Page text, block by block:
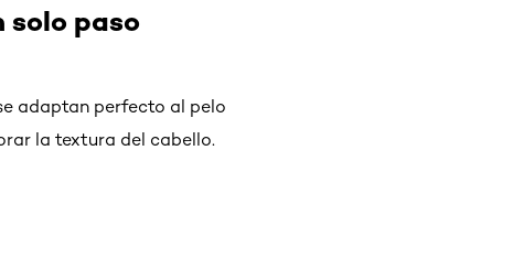
paso
adaptan perfecto al pelo
la textura del cabello.